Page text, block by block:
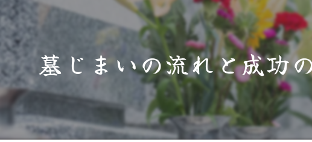
代表あいさつ
対応エリア
墓じまいの流れと成功